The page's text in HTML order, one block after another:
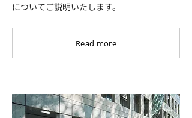
についてご説明いたします。
Read more